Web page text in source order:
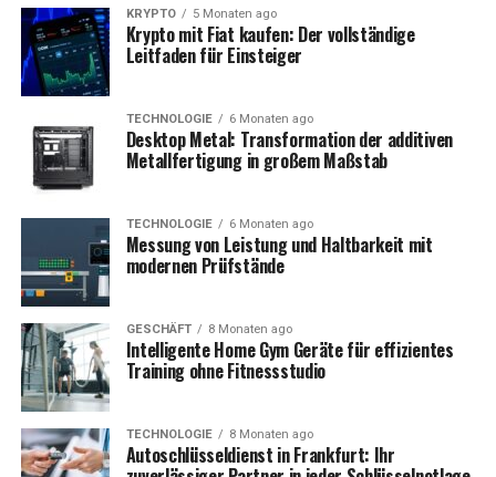
KRYPTO 5 Monaten ago
Krypto mit Fiat kaufen: Der vollständige
Leitfaden für Einsteiger
TECHNOLOGIE 6 Monaten ago
Desktop Metal: Transformation der additiven
Metallfertigung in großem Maßstab
TECHNOLOGIE 6 Monaten ago
Messung von Leistung und Haltbarkeit mit
modernen Prüfstände
GESCHÄFT 8 Monaten ago
Intelligente Home Gym Geräte für effizientes
Training ohne Fitnessstudio
TECHNOLOGIE 8 Monaten ago
Autoschlüsseldienst in Frankfurt: Ihr